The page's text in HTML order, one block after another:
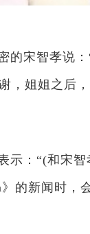
的宋智孝说
，姐姐之后
示：“(和宋
的新闻时，